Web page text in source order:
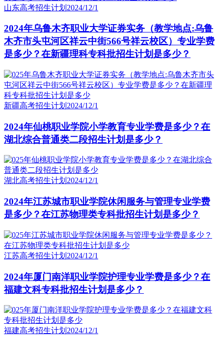
山东高考招生计划 2024/12/1
2024年乌鲁木齐职业大学证券实务（教学地点:乌鲁
木齐市头屯河区祥云中街566号祥云校区）专业学费
是多少？在新疆理科专科批招生计划是多少？
新疆高考招生计划 2024/12/1
2024年仙桃职业学院小学教育专业学费是多少？在
湖北综合普通类二段招生计划是多少？
湖北高考招生计划 2024/12/1
2024年江苏城市职业学院休闲服务与管理专业学费
是多少？在江苏物理类专科批招生计划是多少？
江苏高考招生计划 2024/12/1
2024年厦门南洋职业学院护理专业学费是多少？在
福建文科专科批招生计划是多少？
福建高考招生计划 2024/12/1